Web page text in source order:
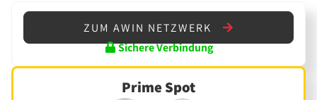
ZUM AWIN NETZWERK
Sichere Verbindung
Prime Spot